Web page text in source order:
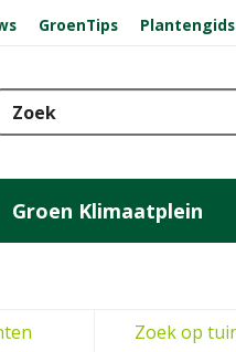
GroenTips Plantengids
Groen Klimaatplein
Zoek op